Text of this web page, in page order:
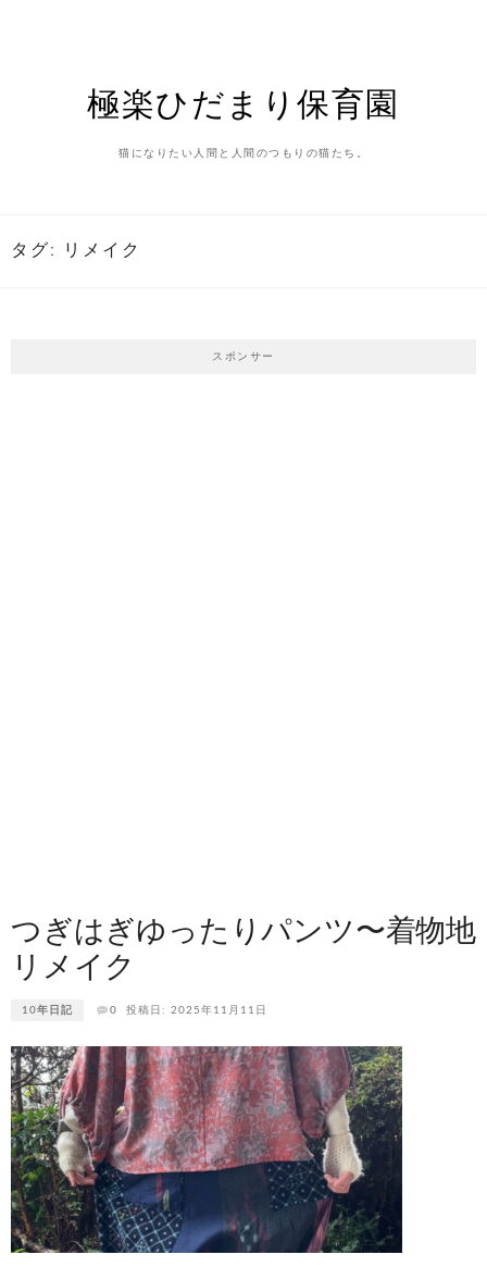
極楽ひだまり保育園
猫になりたい人間と人間のつもりの猫たち。
タグ: リメイク
スポンサー
つぎはぎゆったりパンツ〜着物地
リメイク
10年日記 0 投稿日: 2025年11月11日